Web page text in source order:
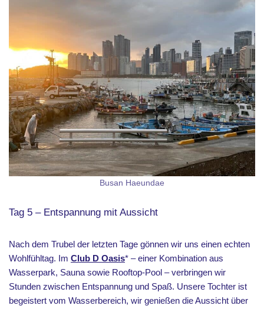
Busan Haeundae
Tag 5 – Entspannung mit Aussicht
Nach dem Trubel der letzten Tage gönnen wir uns einen echten
Wohlfühltag. Im Club D Oasis* – einer Kombination aus
Wasserpark, Sauna sowie Rooftop-Pool – verbringen wir
Stunden zwischen Entspannung und Spaß. Unsere Tochter ist
begeistert vom Wasserbereich, wir genießen die Aussicht über